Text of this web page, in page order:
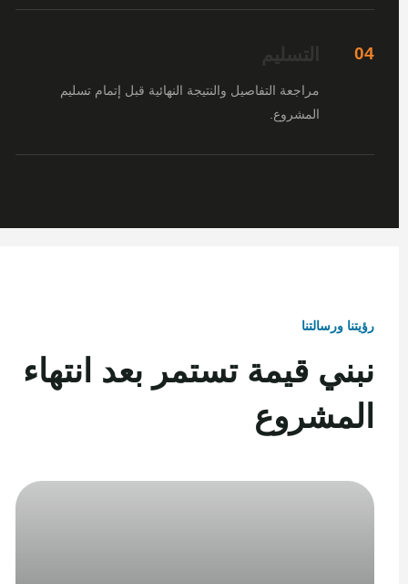
04 التسليم
مراجعة التفاصيل والنتيجة النهائية قبل إتمام تسليم
المشروع.
رؤيتنا ورسالتنا
نبني قيمة تستمر بعد انتهاء
المشروع